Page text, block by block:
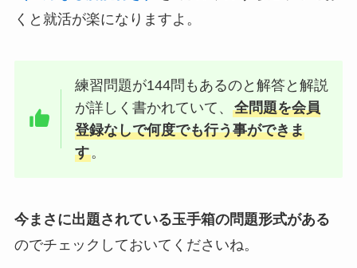
くと就活が楽になりますよ。
練習問題が144問もあるのと解答と解説
が詳しく書かれていて、全問題を会員
登録なしで何度でも行う事ができま
す。
今まさに出題されている玉手箱の問題形式がある
のでチェックしておいてくださいね。